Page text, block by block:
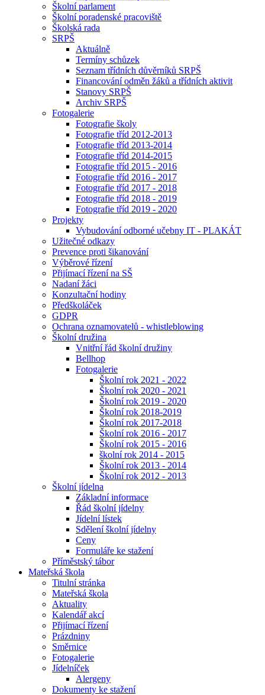
Školní parlament
Školní poradenské pracoviště
Školská rada
SRPŠ
Aktuálně
Termíny schůzek
Seznam třídních důvěrníků SRPŠ
Financování odměn žáků a třídních aktivit
Stanovy SRPŠ
Archiv SRPŠ
Fotogalerie
Fotografie školy
Fotografie tříd 2012-2013
Fotografie tříd 2013-2014
Fotografie tříd 2014-2015
Fotografie tříd 2015 - 2016
Fotografie tříd 2016 - 2017
Fotografie tříd 2017 - 2018
Fotografie tříd 2018 - 2019
Fotografie tříd 2019 - 2020
Projekty
Vybudování odborné učebny IT - PLAKÁT
Užitečné odkazy
Prevence proti šikanování
Výběrové řízení
Přijímací řízení na SŠ
Nadaní žáci
Konzultační hodiny
Předškoláček
GDPR
Ochrana oznamovatelů - whistleblowing
Školní družina
Vnitřní řád školní družiny
Bellhop
Fotogalerie
Školní rok 2021 - 2022
Školní rok 2020 - 2021
Školní rok 2019 - 2020
Školní rok 2018-2019
Školní rok 2017-2018
Školní rok 2016 - 2017
Školní rok 2015 - 2016
školní rok 2014 - 2015
Školní rok 2013 - 2014
Školní rok 2012 - 2013
Školní jídelna
Základní informace
Řád školní jídelny
Jídelní lístek
Sdělení školní jídelny
Ceny
Formuláře ke stažení
Příměstský tábor
Mateřská škola
Titulní stránka
Mateřská škola
Aktuality
Kalendář akcí
Přijímací řízení
Prázdniny
Směrnice
Fotogalerie
Jídelníček
Alergeny
Dokumenty ke stažení